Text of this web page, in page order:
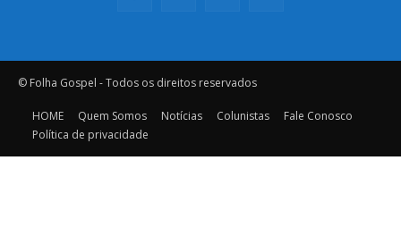
© Folha Gospel - Todos os direitos reservados
HOME Quem Somos Notícias Colunistas
Fale Conosco
Política de privacidade